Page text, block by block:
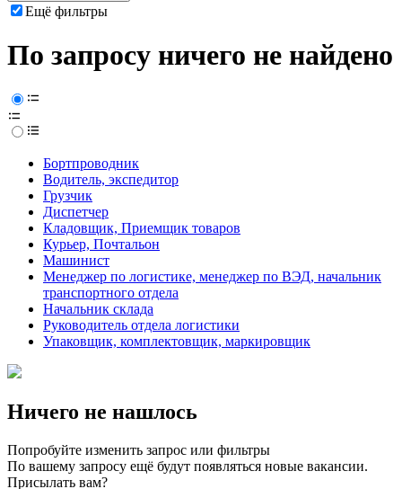
Ещё фильтры
По запросу ничего не найдено
Бортпроводник
Водитель, экспедитор
Грузчик
Диспетчер
Кладовщик, Приемщик товаров
Курьер, Почтальон
Машинист
Менеджер по логистике, менеджер по ВЭД, начальник
транспортного отдела
Начальник склада
Руководитель отдела логистики
Упаковщик, комплектовщик, маркировщик
Ничего не нашлось
Попробуйте изменить запрос или фильтры
По вашему запросу ещё будут появляться новые вакансии.
Присылать вам?